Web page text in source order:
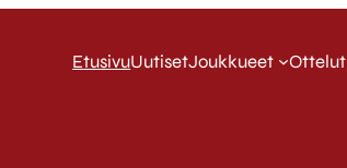
EtusivuUutisetJoukkueet Ottelut